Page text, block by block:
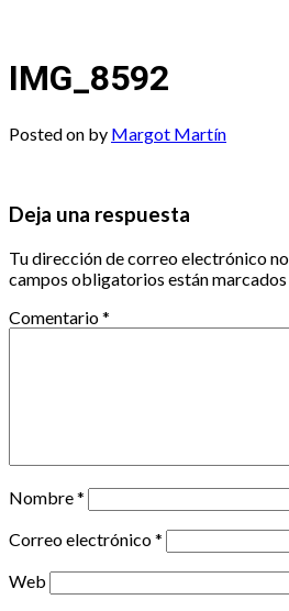
IMG_8592
Posted on by Margot Martín
Deja una respuesta
Tu dirección de correo electrónico
campos obligatorios están
Comentario*
Nombre*
Correo electrónico*
Web